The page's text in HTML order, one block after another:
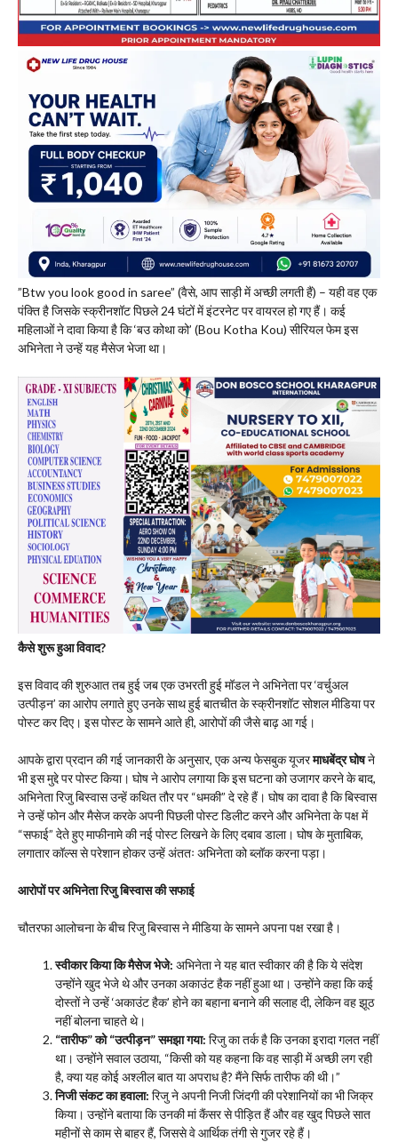
​”Btw you look good in saree” (वैसे, आप साड़ी में अच्छी लगती हैं) – यही वह एक
पंक्ति है जिसके स्क्रीनशॉट पिछले 24 घंटों में इंटरनेट पर वायरल हो गए हैं। कई
महिलाओं ने दावा किया है कि ‘बउ कोथा को’ (Bou Kotha Kou) सीरियल फेम इस
अभिनेता ने उन्हें यह मैसेज भेजा था।
कैसे शुरू हुआ विवाद?
​इस विवाद की शुरुआत तब हुई जब एक उभरती हुई मॉडल ने अभिनेता पर ‘वर्चुअल
उत्पीड़न’ का आरोप लगाते हुए उनके साथ हुई बातचीत के स्क्रीनशॉट सोशल मीडिया पर
पोस्ट कर दिए। इस पोस्ट के सामने आते ही, आरोपों की जैसे बाढ़ आ गई।
​आपके द्वारा प्रदान की गई जानकारी के अनुसार, एक अन्य फेसबुक यूजरमाधबेंद्र घोषने
भी इस मुद्दे पर पोस्ट किया। घोष ने आरोप लगाया कि इस घटना को उजागर करने के बाद,
अभिनेता रिजु बिस्वास उन्हें कथित तौर पर “धमकी” दे रहे हैं। घोष का दावा है कि बिस्वास
ने उन्हें फोन और मैसेज करके अपनी पिछली पोस्ट डिलीट करने और अभिनेता के पक्ष में
“सफाई” देते हुए माफीनामे की नई पोस्ट लिखने के लिए दबाव डाला। घोष के मुताबिक,
लगातार कॉल्स से परेशान होकर उन्हें अंततः अभिनेता को ब्लॉक करना पड़ा।
आरोपों पर अभिनेता रिजु बिस्वास की सफाई
​चौतरफा आलोचना के बीच रिजु बिस्वास ने मीडिया के सामने अपना पक्ष रखा है।
स्वीकार किया कि मैसेज भेजे: अभिनेता ने यह बात स्वीकार की है कि ये संदेश
उन्होंने खुद भेजे थे और उनका अकाउंट हैक नहीं हुआ था। उन्होंने कहा कि कई
दोस्तों ने उन्हें ‘अकाउंट हैक’ होने का बहाना बनाने की सलाह दी, लेकिन वह झूठ
नहीं बोलना चाहते थे।
“तारीफ” को “उत्पीड़न” समझा गया: रिजु का तर्क है कि उनका इरादा गलत नहीं
था। उन्होंने सवाल उठाया, “किसी को यह कहना कि वह साड़ी में अच्छी लग रही
है, क्या यह कोई अश्लील बात या अपराध है? मैंने सिर्फ तारीफ की थी।”
निजी संकट का हवाला: रिजु ने अपनी निजी जिंदगी की परेशानियों का भी जिक्र
किया। उन्होंने बताया कि उनकी मां कैंसर से पीड़ित हैं और वह खुद पिछले सात
महीनों से काम से बाहर हैं, जिससे वे आर्थिक तंगी से गुजर रहे हैं।